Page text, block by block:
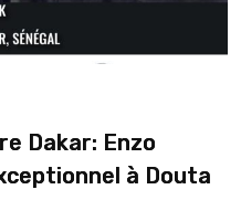
Dakar: Enzo
à Douta